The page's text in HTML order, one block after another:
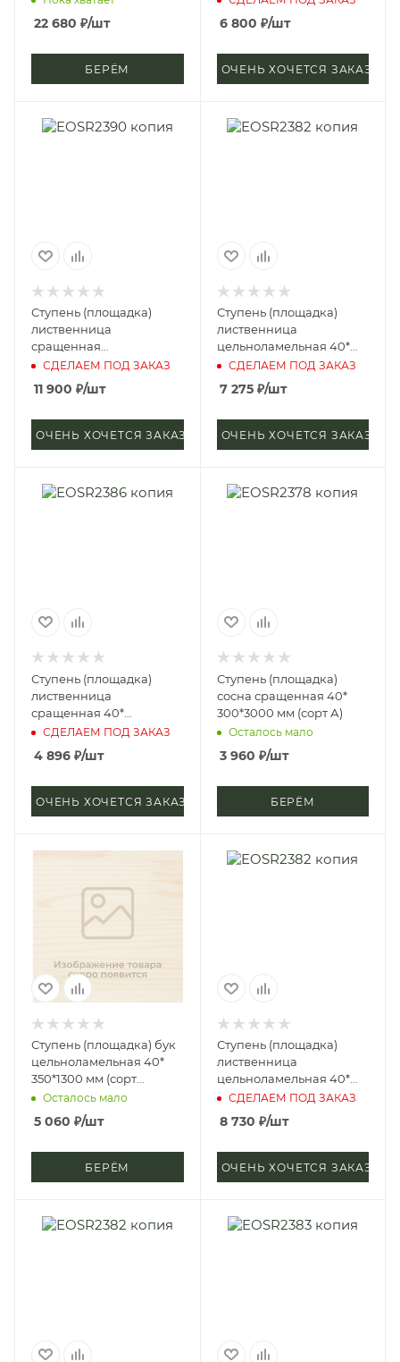
22 680 ₽/шт
БЕРЁМ
6 800 ₽/шт
ОЧЕНЬ ХОЧЕТСЯ ЗАКАЗАТЬ
Ступень (площадка)
лиственница
сращенная
50*1000*1000 мм (сорт А)
СДЕЛАЕМ ПОД ЗАКАЗ
11 900 ₽/шт
ОЧЕНЬ ХОЧЕТСЯ ЗАКАЗАТЬ
Ступень (площадка)
лиственница
цельноламельная 40*
300*2500 мм (сорт
СДЕЛАЕМ ПОД ЗАКАЗ
7 275₽/шт
ОЧЕНЬ ХОЧЕТСЯ ЗАКАЗАТЬ
Ступень (площадка)
лиственница
сращенная 40*
300*2400 мм (сорт А)
СДЕЛАЕМ ПОД ЗАКАЗ
4 896 ₽/шт
ОЧЕНЬ ХОЧЕТСЯ ЗАКАЗАТЬ
Ступень (площадка)
сосна сращенная 40*
300*3000 мм (сорт А)
Осталось мало
3 960 ₽/шт
БЕРЁМ
Ступень (площадка) бук
цельноламельная 40*
350*1300 мм (сорт
Экстра)
Осталось мало
5 060 ₽/шт
БЕРЁМ
Ступень (площадка)
лиственница
цельноламельная 40*
300*3000 мм (сорт
СДЕЛАЕМ ПОД ЗАКАЗ
8 730 ₽/шт
ОЧЕНЬ ХОЧЕТСЯ ЗАКАЗАТЬ